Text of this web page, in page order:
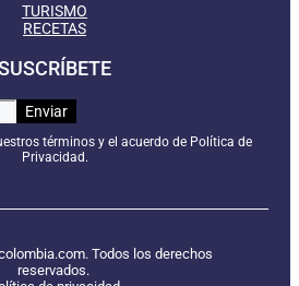
TURISMO
RECETAS
términos y el acuerdo de Política de
Privacidad.
Todos los derechos
reservados.